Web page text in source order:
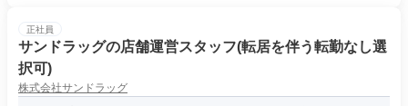
正社員
サンドラッグの店舗運営スタッフ(転居を伴う転勤なし選
択可)
株式会社サンドラッグ